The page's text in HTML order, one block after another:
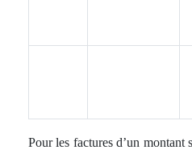
Pour les factures d’un